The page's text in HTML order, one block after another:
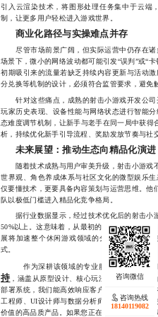
引入云渲染技术，将图形处理任务集中于云端
制，让更多用户轻松进入游戏世界。
商业化路径与实操难点并存
尽管市场前景广阔，但实际运营中仍存在诸
场景下，微小的网络波动都可能引发“误判”或“
初期吸引来的流量若缺乏持续内容更新与活动
分兑换等机制的设计，必须符合监管要求，避免
针对这些痛点，成熟的射击小游戏开发公司
玩家历史表现、设备性能与网络状态进行智能
态难度调节机制，让新手与老手在同一局中获
析，持续优化新手引导流程、奖励发放节奏与社
未来展望：推动生态向精品化演进
随着技术成熟与用户审美升级，射击小游戏
世界观、角色养成体系与社区文化的微型娱乐
仅要懂技术，更要具备内容策划与运营思维。他
队以极低门槛进入精品化竞争格局。
据行业数据显示，经过技术优化后的射击小
50%以上。这意味着，从最初的“试玩”到“沉迷
展将加速整个休闲游戏领域的分化与升级，促
式。
作为深耕该领域的专业服务方，我们长期
持 ，涵盖从原型设计、核心玩法打磨到上线运
部署系统，我们能高效响应客户需求，确保项
工程师、UI设计师与数据分析师组成，注重细
价值的高品质产品。如果您正在寻找可靠的合作
咨询热线
18140119082